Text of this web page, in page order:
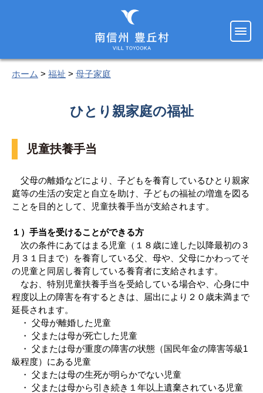
ホーム > 福祉 > 母子家庭
ひとり親家庭の福祉
児童扶養手当
父母の離婚などにより、子どもを養育しているひとり親家
庭等の生活の安定と自立を助け、子どもの福祉の増進を図る
ことを目的として、児童扶養手当が支給されます。
１）手当を受けることができる方
次の条件にあてはまる児童（１８歳に達した以降最初の３
月３１日まで）を養育している父、母や、父母にかわってそ
の児童と同居し養育している養育者に支給されます。
なお、特別児童扶養手当を受給している場合や、心身に中
程度以上の障害を有するときは、届出により２０歳未満まで
延長されます。
・ 父母が離婚した児童
・ 父または母が死亡した児童
・ 父または母が重度の障害の状態（国民年金の障害等級1
級程度）にある児童
・ 父または母の生死が明らかでない児童
・ 父または母から引き続き１年以上遺棄されている児童